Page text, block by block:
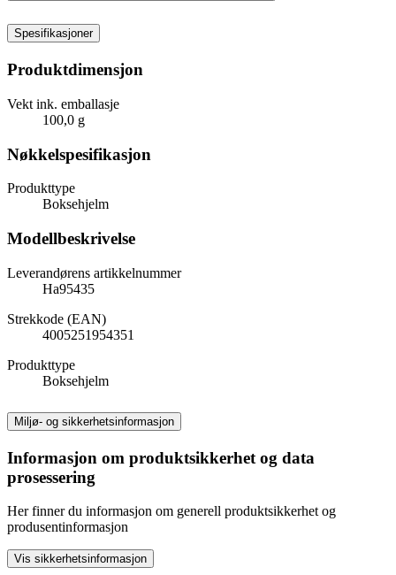
Spesifikasjoner
Produktdimensjon
Vekt ink. emballasje
100,0 g
Nøkkelspesifikasjon
Produkttype
Boksehjelm
Modellbeskrivelse
Leverandørens artikkelnummer
Ha95435
Strekkode (EAN)
4005251954351
Produkttype
Boksehjelm
Miljø- og sikkerhetsinformasjon
Informasjon om produktsikkerhet og data
prosessering
Her finner du informasjon om generell produktsikkerhet og
produsentinformasjon
Vis sikkerhetsinformasjon